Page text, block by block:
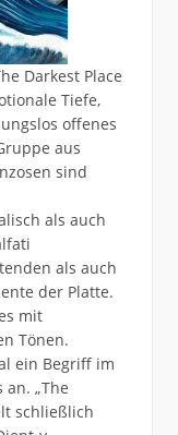
Darkest Place
Tiefe,
offenes
aus
sind
als auch
als auch
der Platte.
mit
Tönen.
ein Begriff im
„The
schließlich